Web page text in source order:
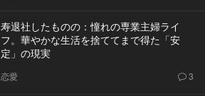
寿退社したものの：憧れの専業主婦ライ
フ。華やかな生活を捨ててまで得た「安
定」の現実
恋愛 3